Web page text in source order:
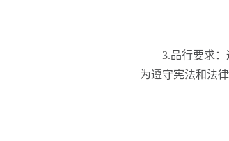
3.品行要求：通
为遵守宪法和法律